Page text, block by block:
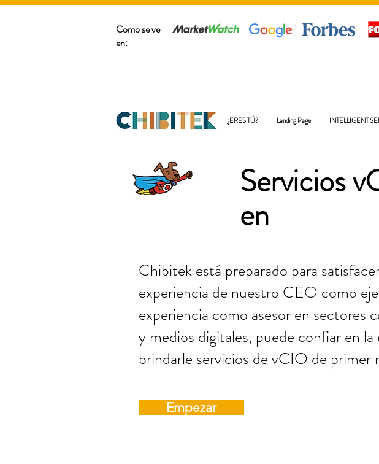
Como se ve
en:
¿ERES TÚ? Landing Page INTELLIGENT
Servicios
en
Chibitek está preparado para
experiencia de nuestro CEO como
experiencia como asesor en sectores
y medios digitales, puede confiar en
brindarle servicios de vCIO de primer
Empezar